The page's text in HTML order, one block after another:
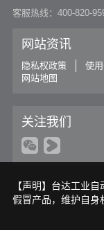
客服热线：400-820-
网站资讯
隐私权政策 使
网站地图
关注我们
【声明】台达工业
假冒产品，维护自身